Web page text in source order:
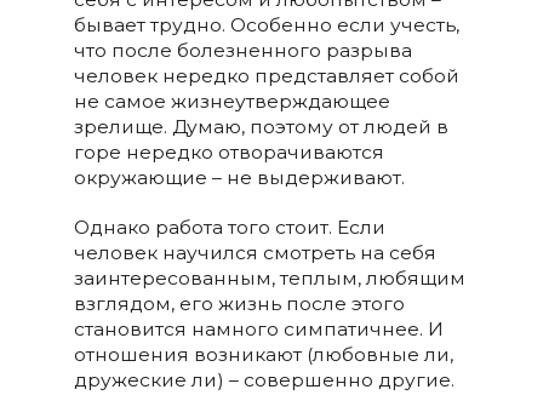
бывает трудно. Особенно если учесть,
что после болезненного разрыва
человек нередко представляет собой
не самое жизнеутверждающее
зрелище. Думаю, поэтому от людей в
горе нередко отворачиваются
окружающие – не выдерживают.
Однако работа того стоит. Если
человек научился смотреть на себя
заинтересованным, теплым, любящим
взглядом, его жизнь после этого
становится намного симпатичнее. И
отношения возникают (любовные ли,
дружеские ли) – совершенно другие.